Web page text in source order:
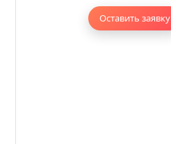
Оставить заявку